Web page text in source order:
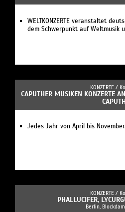
WELTKONZERTE veranstaltet
dem Schwerpunkt auf Weltmusik
KONZERTE /
CAPUTHER MUSIKEN KONZERTE
CAPUTH
Jedes Jahr von April bis November.
KONZERTE /
PHALLUCIFER,
Berlin,